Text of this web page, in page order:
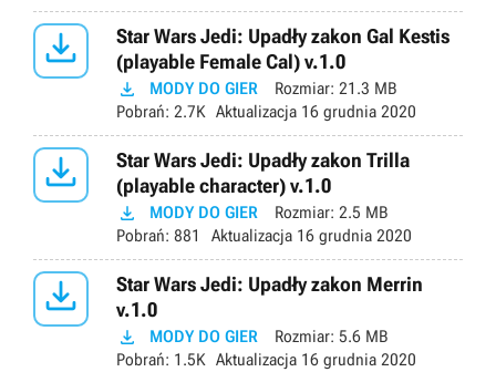

Star Wars Jedi: Upadły zakon Gal Kestis
(playable Female Cal) v.1.0
 MODY DO GIER Rozmiar: 21.3 MB
Pobrań: 2.7K Aktualizacja 16 grudnia 2020

Star Wars Jedi: Upadły zakon Trilla
(playable character) v.1.0
 MODY DO GIER Rozmiar: 2.5 MB
Pobrań: 881 Aktualizacja 16 grudnia 2020

Star Wars Jedi: Upadły zakon Merrin
v.1.0
 MODY DO GIER Rozmiar: 5.6 MB
Pobrań: 1.5K Aktualizacja 16 grudnia 2020